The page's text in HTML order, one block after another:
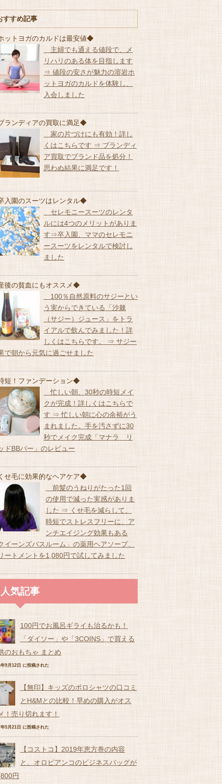
すすめ記事
ットヨガのカルドは最安値◆
主婦でも通える値段で、メ
リハリのある体を目指します
⇒ 値段の安さが魅力の溶岩ホ
ットヨガのカルドを体験し、
入会しました
ランディアの買取に満足◆
家の片づけにも有効！詳し
くはこちらです ⇒ ブランディ
ア買取でブランド品を処分！
思わぬ結果に満足です！
入園のスーツはレンタル◆
セレモニースーツのレンタ
ルには4つのメリットがありま
す⇒卒入園、ママのセレモニ
ースーツをレンタルで検討し
ました
後の貧血にもオススメ◆
100％自然原料のサジーとい
う実からできている「沙棘
（サジー）ジュース」をトラ
イアルで飲んでみました！詳
しくはこちらです。 ⇒ サジー
で朝から元気に過ごせました
短！ファンデーション◆
忙しい朝、30秒の時短メイ
クが完成！詳しくはこちらで
す ⇒ 忙しい朝に心の余裕がう
まれました。手を汚さずに30
秒でメイク完成「マナラ リ
ドBBバー」のレビュー
せ毛に効果的なヘアケア◆
前髪のうねりがたった1回
の使用で減った実感がありま
した ⇒ くせ毛を減らして、
時短でストレスフリーに、ア
ンチエイジング効果もある
イーンズバスルーム」の薬用ヘアソープ、
ートメントを1,080円で試してみました
人気記事
100円でお風呂ギライも治るかも！
「ダイソー」や「3COINS」で買える
のおもちゃ まとめ
9月12日 に投稿された
【無印】キッズのポロシャツの口コミ
とH&Mとの比較！早めの購入がオス
！売り切れます！
5月21日 に投稿された
【コストコ】2019年恵方巻の内容
と、オロビアンコのビジネスバッグが
円